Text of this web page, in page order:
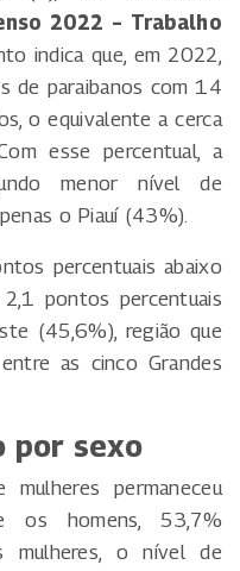
2022 – Trabalho
indica que, em 2022,
de paraibanos com 14
o equivalente a cerca
esse percentual, a
menor nível de
o Piauí (43%).
percentuais abaixo
pontos percentuais
(45,6%), região que
as cinco Grandes
por sexo
permaneceu
os homens, 53,7%
mulheres, o nível de